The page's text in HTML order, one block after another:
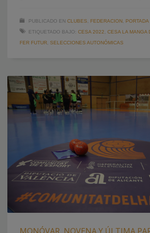
PUBLICADO EN CLUBES FEDERACION
PORTADA
ETIQUETADO BAJO: CESA 2022 CESA LA MANGA
FER FUTUR SELECCIONES AUTONÓMICAS